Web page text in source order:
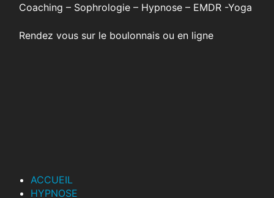
Coaching – Sophrologie – Hypnose – EMDR -Yoga
Rendez vous sur le boulonnais ou en ligne
ACCUEIL
HYPNOSE